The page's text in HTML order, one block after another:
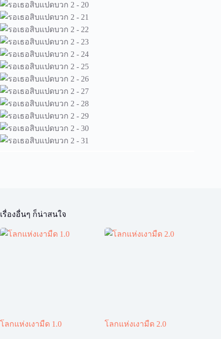
เรื่องอื่นๆ ก็น่าสนใจ
โลกแห่งเงามืด 1.0 โลกแห่งเงามืด 2.0